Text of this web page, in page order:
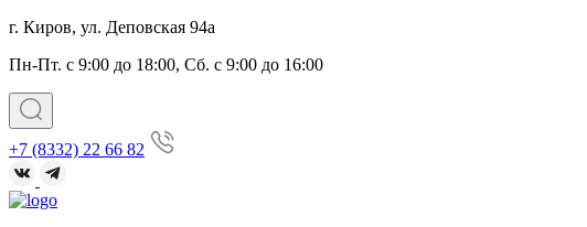
г. Киров, ул. Деповская 94а
Пн-Пт. с 9:00 до 18:00, Сб. с 9:00 до 16:00
+7 (8332) 22 66 82